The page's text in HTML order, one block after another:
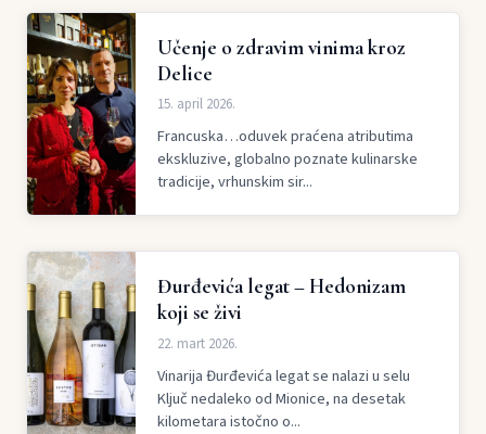
Učenje o zdravim vinima kroz
Delice
15. april 2026.
Francuska…oduvek praćena atributima
ekskluzive, globalno poznate kulinarske
tradicije, vrhunskim sir...
Đurđevića legat – Hedonizam
koji se živi
22. mart 2026.
Vinarija Đurđevića legat se nalazi u selu
Ključ nedaleko od Mionice, na desetak
kilometara istočno o...